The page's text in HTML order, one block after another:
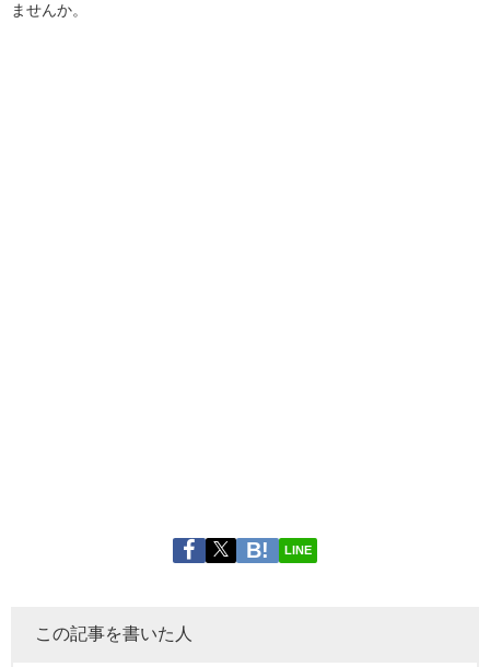
ませんか。
LINE
この記事を書いた人